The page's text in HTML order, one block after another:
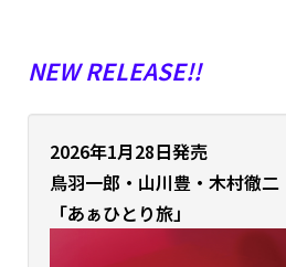
NEW RELEASE!!
2026年1月28日発売
鳥羽一郎・山川豊・木村徹二
「あぁひとり旅」